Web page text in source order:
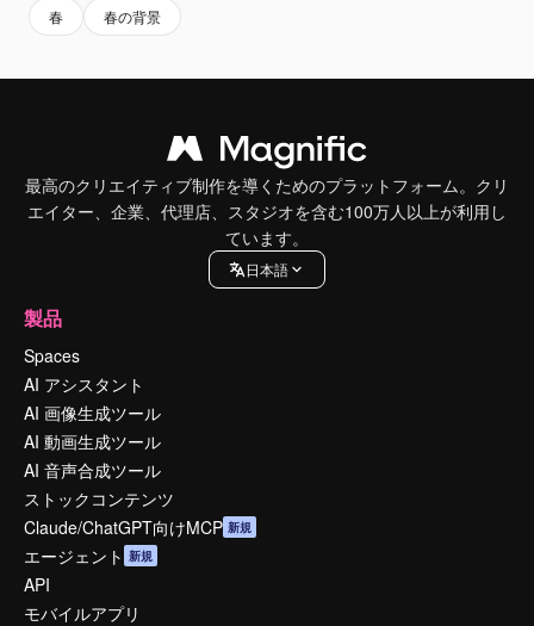
春 春の背景
最高のクリエイティブ制作を導くためのプラットフォーム。クリ
エイター、企業、代理店、スタジオを含む100万人以上が利用し
ています。
日本語
製品
Spaces
AI アシスタント
AI 画像生成ツール
AI 動画生成ツール
AI 音声合成ツール
ストックコンテンツ
Claude/ChatGPT向けMCP 新規
エージェント 新規
API
モバイルアプリ